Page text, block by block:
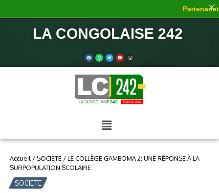
LA CONGOLAISE 242
Accueil / SOCIETE /LE COLLÈGE GAMBOMA 2: UNE RÉPONSE À LA
SURPOPULATION SCOLAIRE
SOCIETE
Partenariat